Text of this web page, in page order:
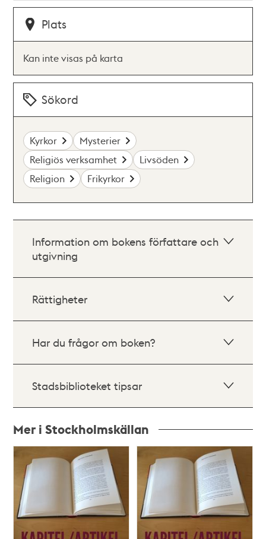
Plats
Kan inte visas på karta
Sökord
Kyrkor
Mysterier
Religiös verksamhet
Livsöden
Religion
Frikyrkor
Information om bokens författare och
utgivning
Rättigheter
Har du frågor om boken?
Stadsbiblioteket tipsar
Mer i Stockholmskällan
Relaterade
poster
och
teman